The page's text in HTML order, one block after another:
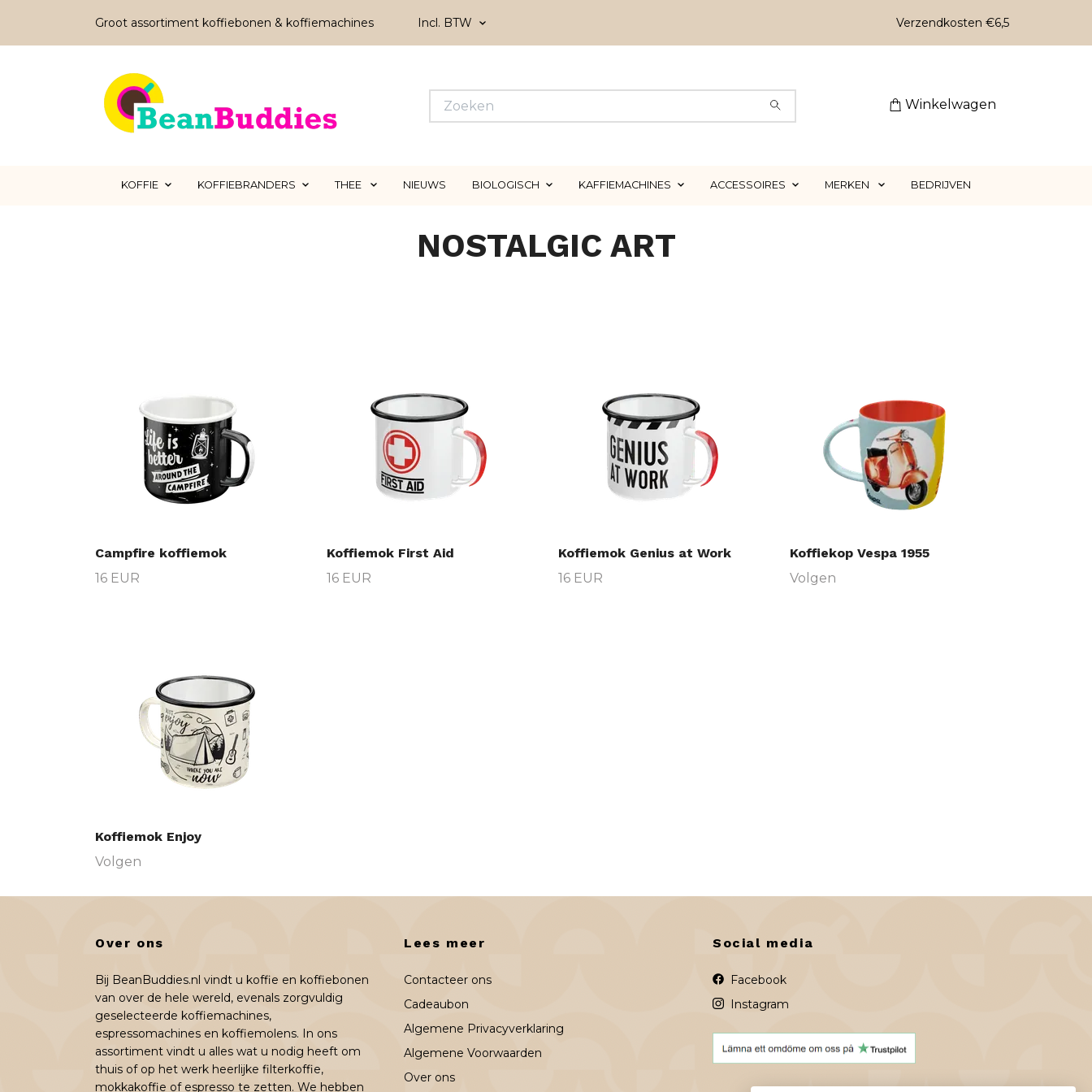
Groot assortiment koffiebonen & koffiemachines Incl. BTW Verzendkosten €6,5
Winkelwagen
KOFFIE KOFFIEBRANDERS THEE NIEUWS BIOLOGISCH KAFFIEMACHINES ACCESSOIRES MERKEN BEDRIJVEN
NOSTALGIC ART
Campfire koffiemok
16 EUR
Koffiemok First Aid
16 EUR
Koffiemok Genius at Work
16 EUR
Koffiekop Vespa 1955
Volgen
Koffiemok Enjoy
Volgen
Over ons
Bij BeanBuddies.nl vindt u koffie en koffiebonen
van over de hele wereld, evenals zorgvuldig
geselecteerde koffiemachines,
espressomachines en koffiemolens. In ons
assortiment vindt u alles wat u nodig heeft om
thuis of op het werk heerlijke filterkoffie,
mokkakoffie of espresso te zetten. We hebben
Lees meer
Contacteer ons
Cadeaubon
Algemene Privacyverklaring
Algemene Voorwaarden
Over ons
Social media
Facebook
Instagram